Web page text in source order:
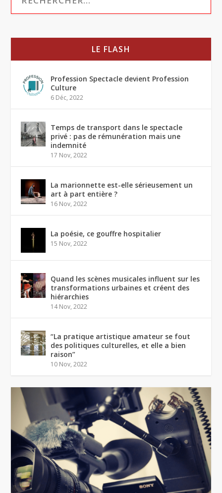
LE FLASH
Profession Spectacle devient Profession
Culture
6 Déc, 2022
Temps de transport dans le spectacle
privé : pas de rémunération mais une
indemnité
17 Nov, 2022
La marionnette est-elle sérieusement un
art à part entière ?
16 Nov, 2022
La poésie, ce gouffre hospitalier
15 Nov, 2022
Quand les scènes musicales influent sur les
transformations urbaines et créent des
hiérarchies
14 Nov, 2022
“La pratique artistique amateur se fout
des politiques culturelles, et elle a bien
raison”
10 Nov, 2022